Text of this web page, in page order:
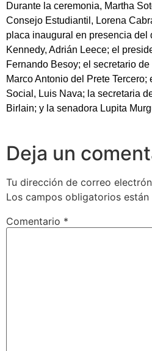
Durante la ceremonia, Martha
Consejo Estudiantil, Lorena
placa inaugural en presencia del
Kennedy, Adrián Leece; el
Fernando Besoy; el secretario
Marco Antonio del Prete
Social, Luis Nava; la secretaria
Birlain; y la senadora Lupita
Deja un
Tu dirección de correo
Los campos obligatorios
Comentario *